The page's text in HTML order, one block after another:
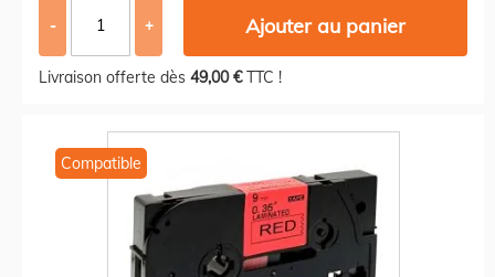
- + Ajouter au panier
Livraison offerte dès 49,00 €TTC !
Compatible